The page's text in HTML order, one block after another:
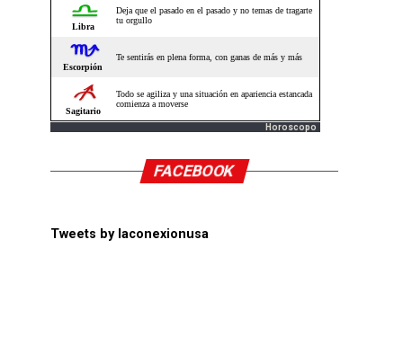
Horoscopo
FACEBOOK
Tweets by laconexionusa